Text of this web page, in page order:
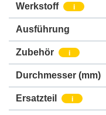
Werkstoff i
Ausführung
Zubehör i
Durchmesser (mm)
Ersatzteil i